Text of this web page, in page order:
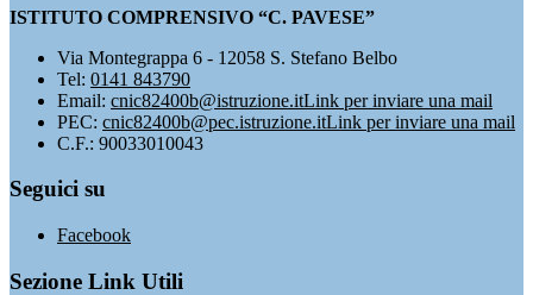
ISTITUTO COMPRENSIVO “C. PAVESE”
Via Montegrappa 6 - 12058 S. Stefano Belbo
Tel: 0141 843790
Email: cnic82400b@istruzione.itLink per inviare una mail
PEC: cnic82400b@pec.istruzione.itLink per inviare una mail
C.F.: 90033010043
Seguici su
Facebook
Sezione Link Utili